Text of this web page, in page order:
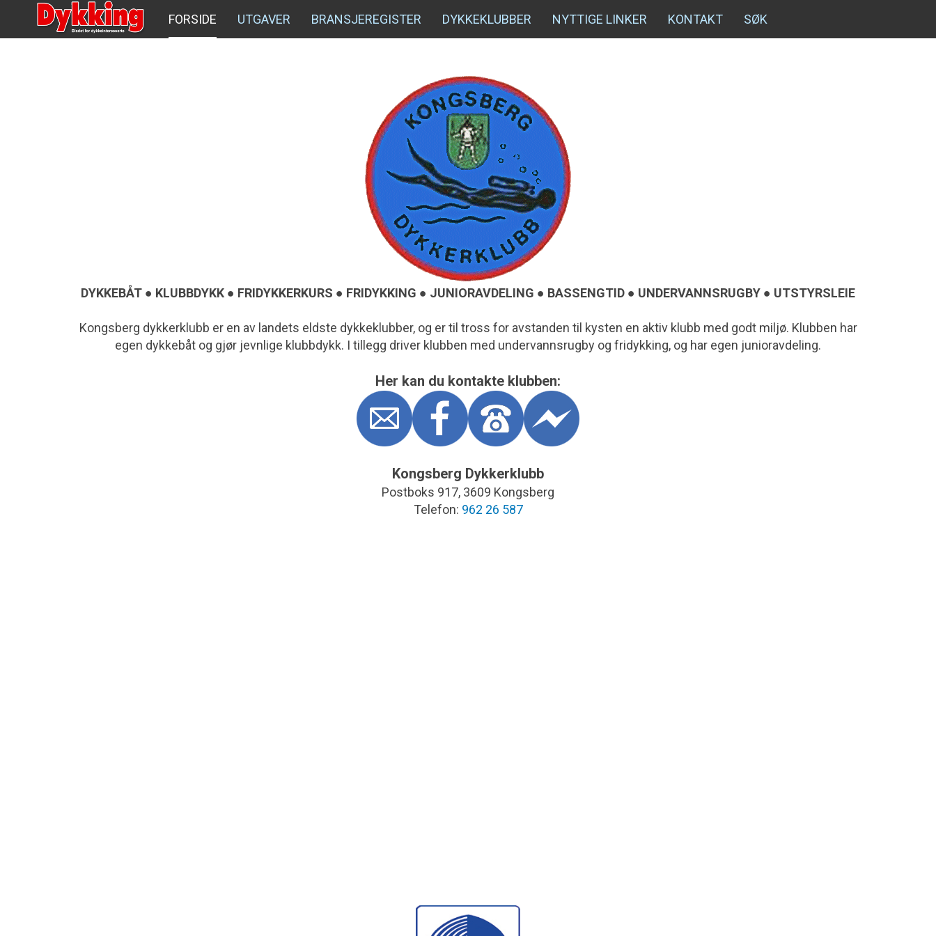
FORSIDE UTGAVER BRANSJEREGISTER DYKKEKLUBBER NYTTIGE LINKER KONTAKT SØK
DYKKEBÅT ● KLUBBDYKK ● FRIDYKKERKURS ● FRIDYKKING ● JUNIORAVDELING ● BASSENGTID ● UNDERVANNSRUGBY ● UTSTYRSLEIE
Kongsberg dykkerklubb er en av landets eldste dykkeklubber, og er til tross for avstanden til kysten en aktiv klubb med godt miljø. Klubben har
egen dykkebåt og gjør jevnlige klubbdykk. I tillegg driver klubben med undervannsrugby og fridykking, og har egen junioravdeling.
Her kan du kontakte klubben:
Kongsberg Dykkerklubb
Postboks 917, 3609 Kongsberg
Telefon: 962 26 587